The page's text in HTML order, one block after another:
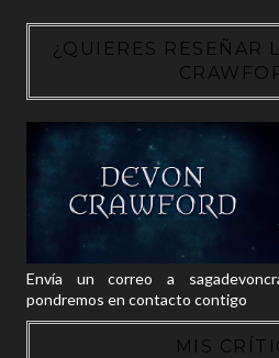
¿QUIERES RESEÑAR
Envía un correo a
pondremos en contacto contigo
MIS